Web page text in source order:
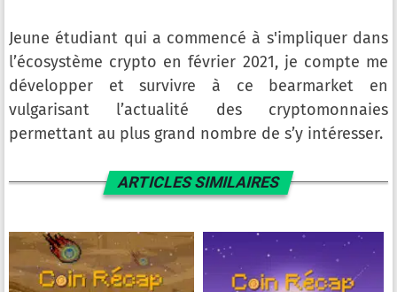
Jeune étudiant qui a commencé à s'impliquer dans
l’écosystème crypto en février 2021, je compte me
développer et survivre à ce bearmarket en
vulgarisant l’actualité des cryptomonnaies
permettant au plus grand nombre de s’y intéresser.
ARTICLES SIMILAIRES